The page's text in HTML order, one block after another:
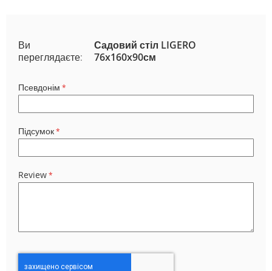
Ви
переглядаєте:
Садовий стіл LIGERO
76x160x90см
Псевдонім
Підсумок
Review